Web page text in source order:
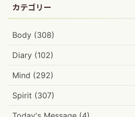
カテゴリー
Body (308)
Diary (102)
Mind (292)
Spirit (307)